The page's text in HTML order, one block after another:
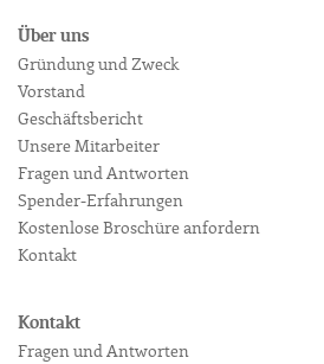
Über uns
Gründung und Zweck
Vorstand
Geschäftsbericht
Unsere Mitarbeiter
Fragen und Antworten
Spender-Erfahrungen
Kostenlose Broschüre anfordern
Kontakt
Kontakt
Fragen und Antworten